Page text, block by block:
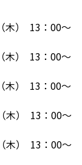
） 13：00～
（木） 13：00～
（木） 13：00～
（木） 13：00～
（木） 13：00～